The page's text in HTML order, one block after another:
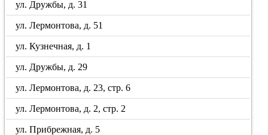
ул. Дружбы, д. 31
ул. Лермонтова, д. 51
ул. Кузнечная, д. 1
ул. Дружбы, д. 29
ул. Лермонтова, д. 23, стр. 6
ул. Лермонтова, д. 2, стр. 2
ул. Прибрежная, д. 5